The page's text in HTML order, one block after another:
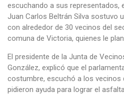
escuchando a sus representados,
Juan Carlos Beltrán Silva sostuvo
con alrededor de 30 vecinos del
comuna de Victoria, quienes le
El presidente de la Junta de
González, explicó que el
costumbre, escuchó a los vecinos
pidieron ayuda para lograr el